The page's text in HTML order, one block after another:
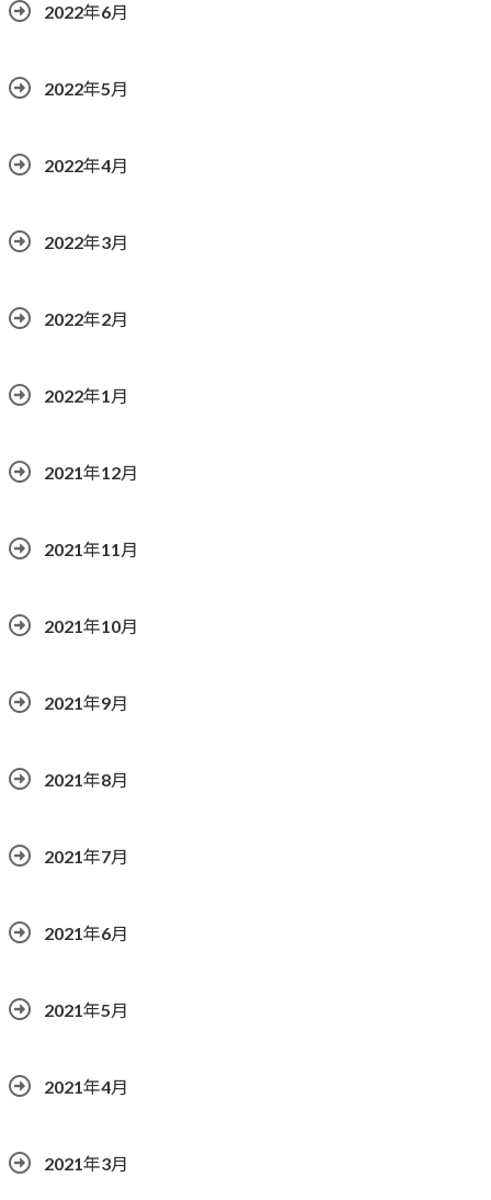
2022年6月
2022年5月
2022年4月
2022年3月
2022年2月
2022年1月
2021年12月
2021年11月
2021年10月
2021年9月
2021年8月
2021年7月
2021年6月
2021年5月
2021年4月
2021年3月